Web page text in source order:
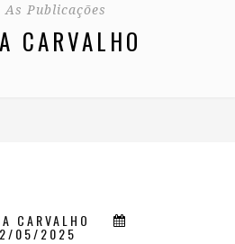
As Publicações
CARVALHO
CARVALHO
05/2025